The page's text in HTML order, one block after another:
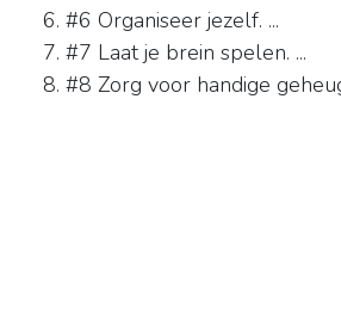
#6 Organiseer jezelf. ...
#7 Laat je brein spelen. ...
#8 Zorg voor handige